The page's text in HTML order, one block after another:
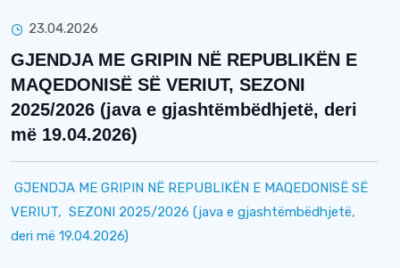
23.04.2026
GJENDJA ME GRIPIN NË REPUBLIKËN E
MAQEDONISË SË VERIUT, SEZONI
2025/2026 (java e gjashtëmbëdhjetë, deri
më 19.04.2026)
GJENDJA ME GRIPIN NË REPUBLIKËN E MAQEDONISË SË
VERIUT, SEZONI 2025/2026 (java e gjashtëmbëdhjetë,
deri më 19.04.2026)